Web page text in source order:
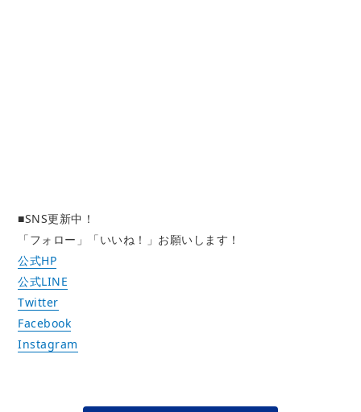
■SNS更新中！
「フォロー」「いいね！」お願いします！
公式HP
公式LINE
Twitter
Facebook
Instagram